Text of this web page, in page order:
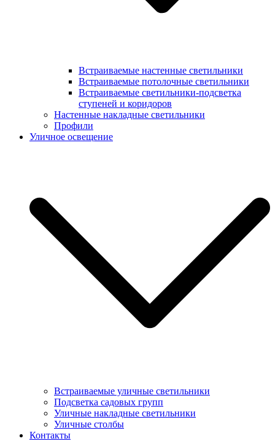
Встраиваемые настенные светильники
Встраиваемые потолочные светильники
Встраиваемые светильники-подсветка
ступеней и коридоров
Настенные накладные светильники
Профили
Уличное освещение
Встраиваемые уличные светильники
Подсветка садовых групп
Уличные накладные светильники
Уличные столбы
Контакты